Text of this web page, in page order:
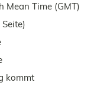
Mean Time (GMT)
kommt